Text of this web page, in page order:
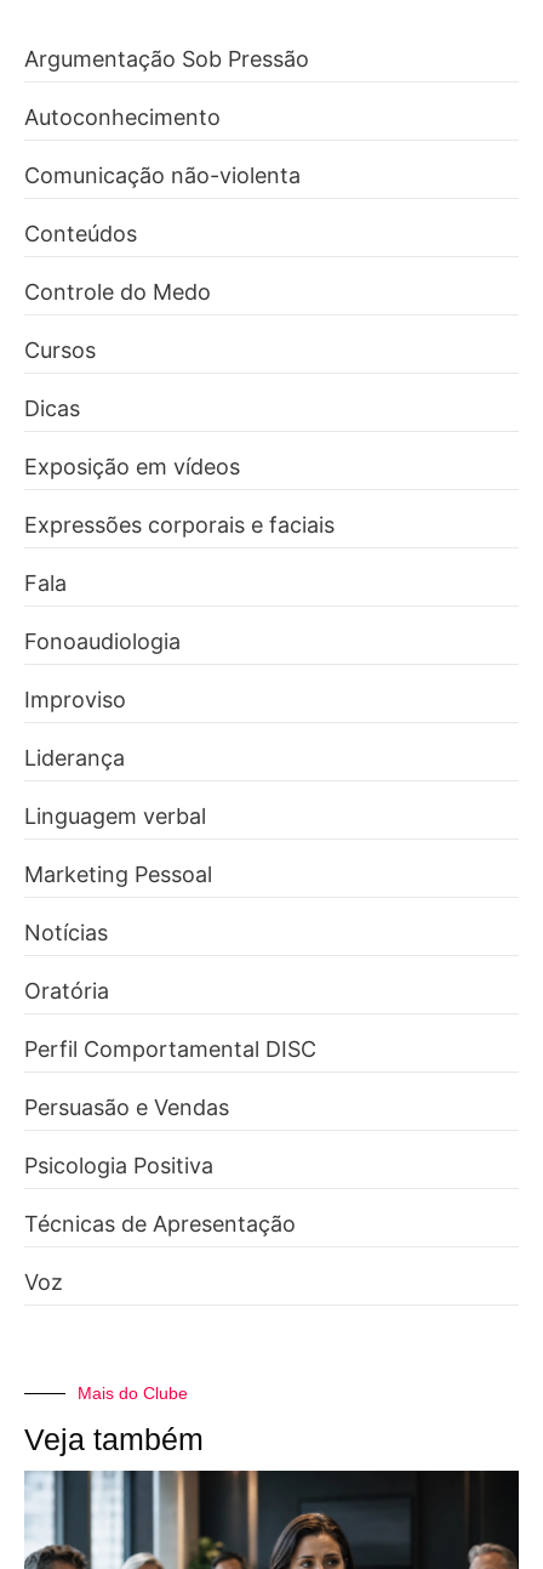
Argumentação Sob Pressão
Autoconhecimento
Comunicação não-violenta
Conteúdos
Controle do Medo
Cursos
Dicas
Exposição em vídeos
Expressões corporais e faciais
Fala
Fonoaudiologia
Improviso
Liderança
Linguagem verbal
Marketing Pessoal
Notícias
Oratória
Perfil Comportamental DISC
Persuasão e Vendas
Psicologia Positiva
Técnicas de Apresentação
Voz
Mais do Clube
Veja também